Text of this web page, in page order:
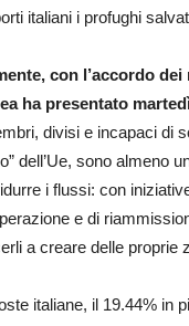
italiani i profughi
con l’accordo
ha presentato
divisi e incapaci di
dell’Ue, sono almeno
i flussi: con
e di
a creare delle proprie
italiane, il 19.44% in